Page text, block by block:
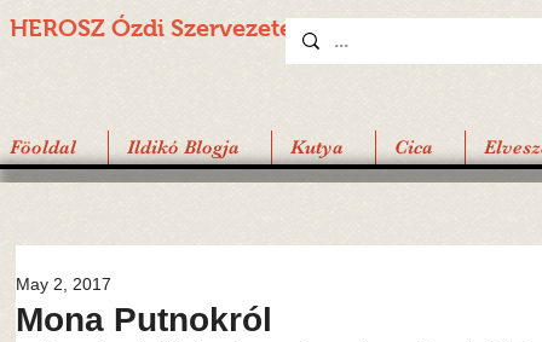
HEROSZ Ózdi Szervezete
Föoldal Ildikó Blogja Kutya Cica
Mona Putnokról
May 2, 2017